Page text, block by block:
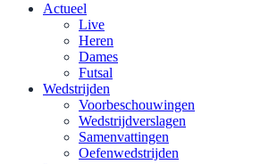
Actueel
Live
Heren
Dames
Futsal
Wedstrijden
Voorbeschouwingen
Wedstrijdverslagen
Samenvattingen
Oefenwedstrijden